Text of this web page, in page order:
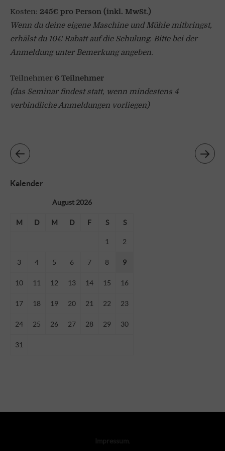
Kosten: 245€ pro Person (inkl. MwSt.)
Wenn du deine eigene Maschine und Mühle mitbringst,
erhälst du 10€ Rabatt auf die Schulung. Bitte bei der
Anmeldung unter Bemerkung angeben.
Teilnehmer 6 Teilnehmer
(das Seminar findest statt, wenn mindestens 4
verbindliche Anmeldungen vorliegen)
Kalender
August 2026
M D M D F S S
1 2
3 4 5 6 7 8 9
10 11 12 13 14 15 16
17 18 19 20 21 22 23
24 25 26 27 28 29 30
31